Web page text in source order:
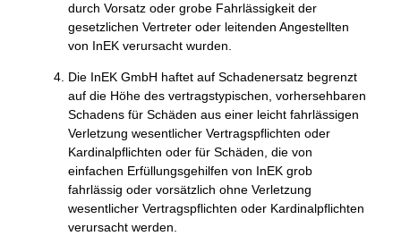
durch Vorsatz oder grobe Fahrlässigkeit der
gesetzlichen Vertreter oder leitenden Angestellten
von InEK verursacht wurden.
Die InEK GmbH haftet auf Schadenersatz begrenzt
auf die Höhe des vertragstypischen, vorhersehbaren
Schadens für Schäden aus einer leicht fahrlässigen
Verletzung wesentlicher Vertragspflichten oder
Kardinalpflichten oder für Schäden, die von
einfachen Erfüllungsgehilfen von InEK grob
fahrlässig oder vorsätzlich ohne Verletzung
wesentlicher Vertragspflichten oder Kardinalpflichten
verursacht werden.